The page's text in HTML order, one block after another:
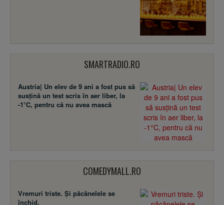
SMARTRADIO.RO
Austria| Un elev de 9 ani a fost pus să
susţină un test scris în aer liber, la
-1°C, pentru că nu avea mască
COMEDYMALL.RO
Vremuri triste. Şi păcănelele se
închid.